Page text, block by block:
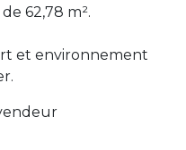
62,78 m².
et environnement